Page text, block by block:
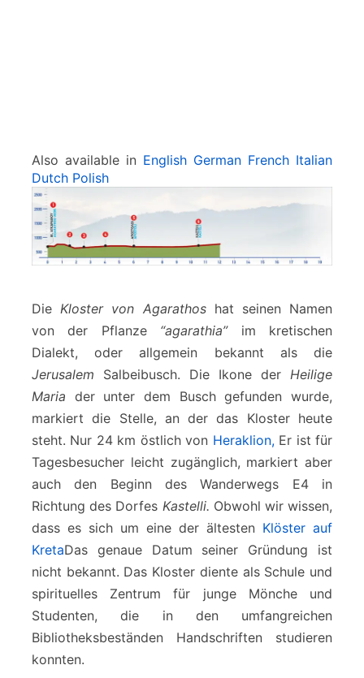
i
Also available in English German French Italian
Dutch Polish
DieKloster von Agarathoshat seinen Namen
von der Pflanze “agarathia”im kretischen
Dialekt, oder allgemein bekannt als die
Jerusalem Salbeibusch. Die Ikone der Heilige
Maria der unter dem Busch gefunden wurde,
markiert die Stelle, an der das Kloster heute
steht. Nur 24 km östlich von Heraklion,Er ist für
Tagesbesucher leicht zugänglich, markiert aber
auch den Beginn des Wanderwegs E4 in
Richtung des Dorfes Kastelli. Obwohl wir wissen,
dass es sich um eine der ältesten Klöster auf
KretaDas genaue Datum seiner Gründung ist
nicht bekannt. Das Kloster diente als Schule und
spirituelles Zentrum für junge Mönche und
Studenten, die in den umfangreichen
Bibliotheksbeständen Handschriften studieren
konnten.